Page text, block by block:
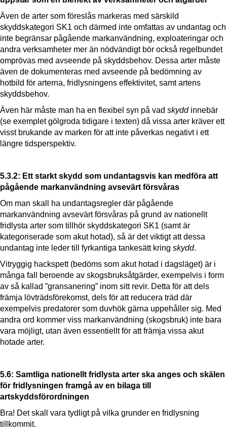
Även de arter som föreslås markeras med särskild
skyddskategori SK1 och därmed inte omfattas av undantag och
inte begränsar pågående markanvändning, exploateringar och
andra verksamheter mer än nödvändigt bör också regelbundet
omprövas med avseende på skyddsbehov. Dessa arter måste
även de dokumenteras med avseende på bedömning av
hotbild för arterna, fridlysningens effektivitet, samt artens
skyddsbehov.
Även här måste man ha en flexibel syn på vad skydd innebär
(se exemplet gölgroda tidigare i texten) då vissa arter kräver ett
visst brukande av marken för att inte påverkas negativt i ett
längre tidsperspektiv.
5.3.2: Ett starkt skydd som undantagsvis kan medföra att
pågående markanvändning avsevärt försvåras
Om man skall ha undantagsregler där pågående
markanvändning avsevärt försvåras på grund av nationellt
fridlysta arter som tillhör skyddskategori SK1 (samt är
kategoriserade som akut hotad), så är det viktigt att dessa
undantag inte leder till fyrkantiga tankesätt kring skydd.
Vitryggig hackspett (bedöms som akut hotad i dagsläget) är i
många fall beroende av skogsbruksåtgärder, exempelvis i form
av så kallad ”gransanering” inom sitt revir. Detta för att dels
främja lövträdsförekomst, dels för att reducera träd där
exempelvis predatorer som duvhök gärna uppehåller sig. Med
andra ord kommer viss markanvändning (skogsbruk) inte bara
vara möjligt, utan även essentiellt för att främja vissa akut
hotade arter.
5.6: Samtliga nationellt fridlysta arter ska anges och skälen
för fridlysningen framgå av en bilaga till
artskyddsförordningen
Bra! Det skall vara tydligt på vilka grunder en fridlysning
tillkommit.